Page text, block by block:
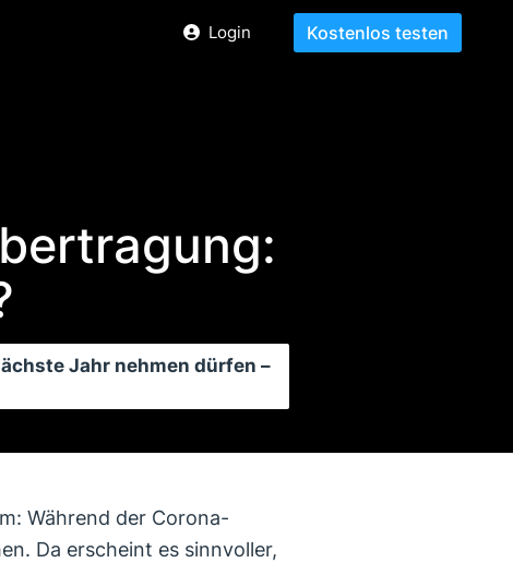
Login Kostenlos testen
Jahr nehmen dürfen –
Während der Corona-
Da erscheint es sinnvoller,